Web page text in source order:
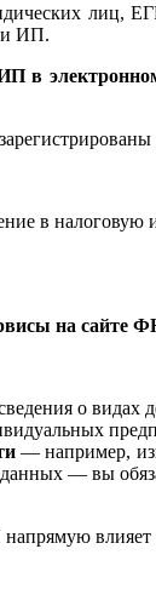
лиц,
ИП.
в
в налоговую
на сайте
о видах
— например,
— вы
влияет